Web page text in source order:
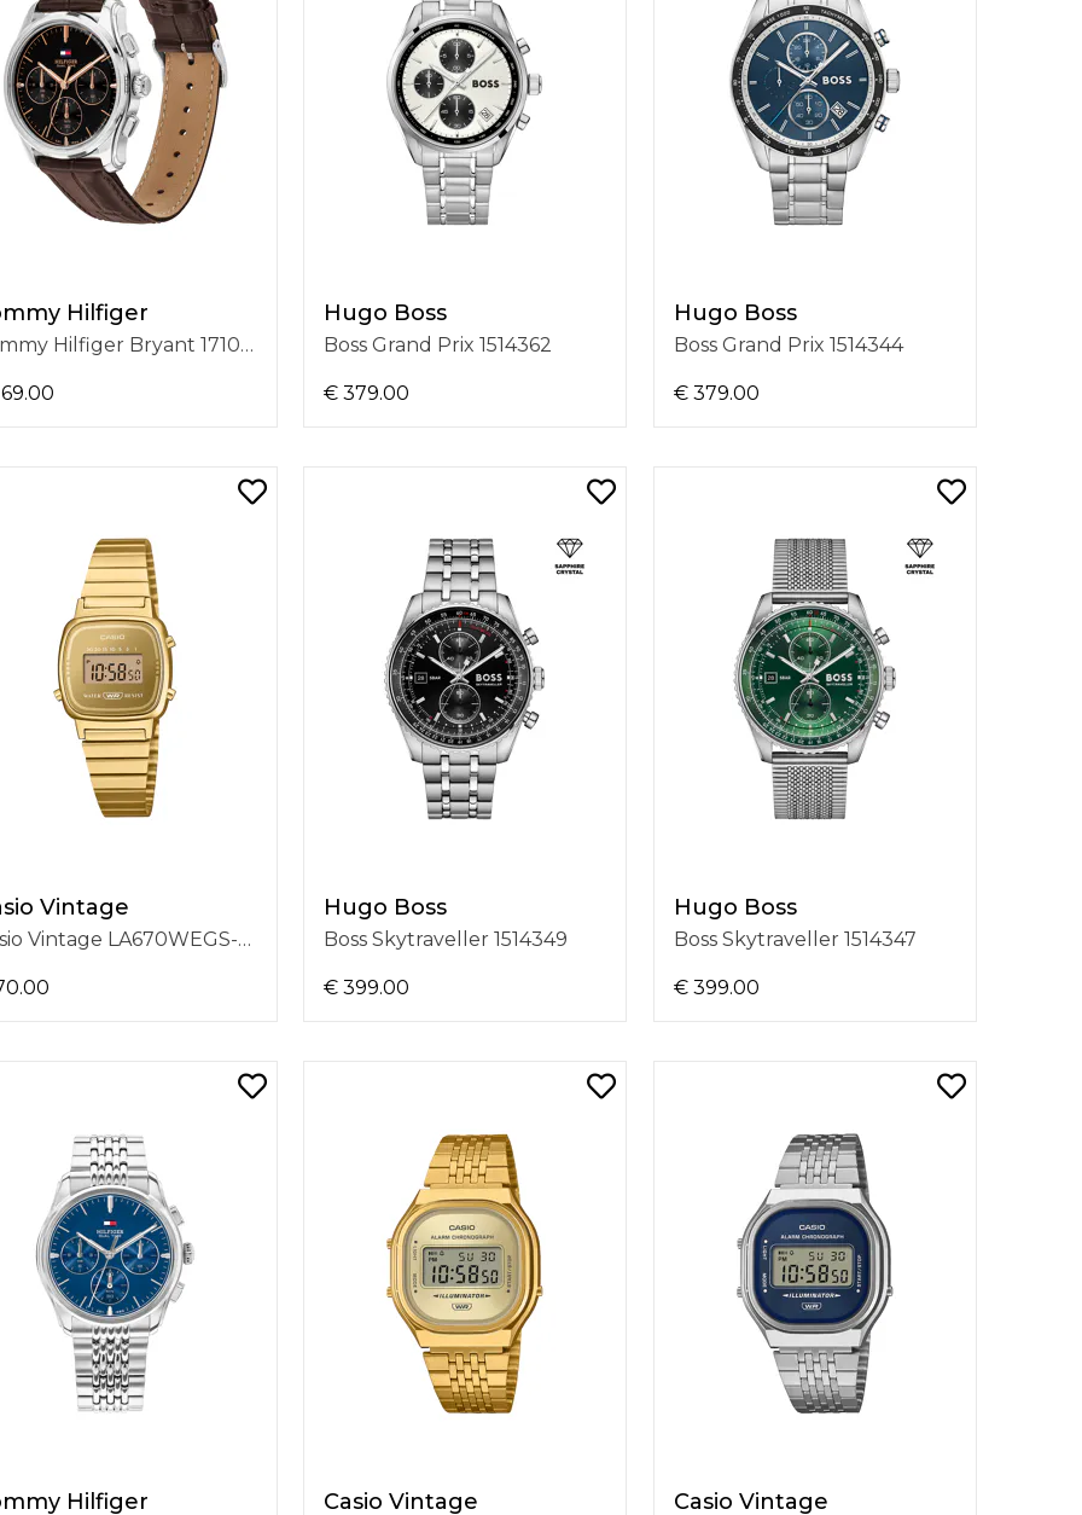
Hilfiger
Tommy Hilfiger Bryant 1710808
Hugo Boss
Boss Grand Prix 1514362
€ 379.00
Hugo Boss
Boss Grand Prix 1514344
€ 379.00
Vintage
Casio Vintage LA670WEGS-9AEF
Hugo Boss
Boss Skytraveller 1514349
€ 399.00
Hugo Boss
Boss Skytraveller 1514347
€ 399.00
Hilfiger Casio Vintage Casio Vintage